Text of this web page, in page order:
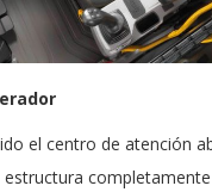
el centro de atención